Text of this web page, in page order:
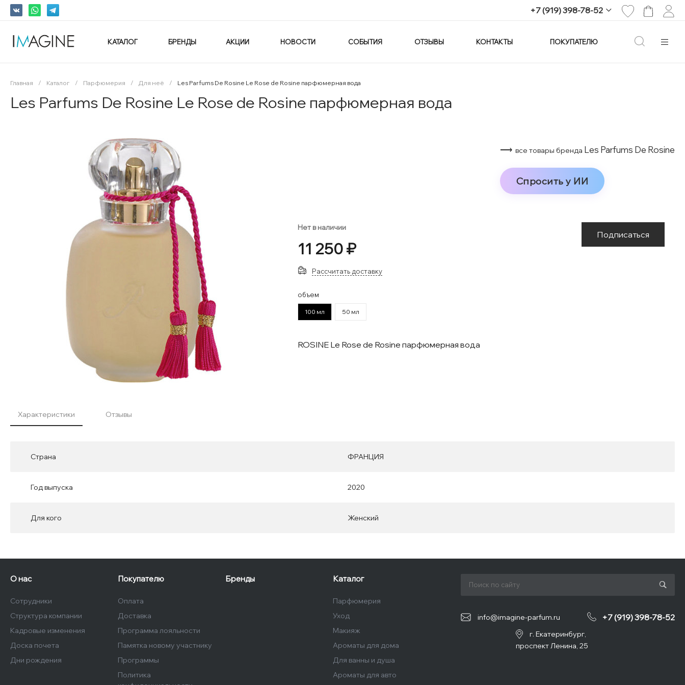
+7 (919) 398-78-52
+7 (919) 398-78-52
КАТАЛОГ БРЕНДЫ АКЦИИ НОВОСТИ СОБЫТИЯ ОТЗЫВЫ КОНТАКТЫ ПОКУПАТЕЛЮ
Главная / Каталог / Парфюмерия / Для неё / Les Parfums De Rosine Le Rose de Rosine парфюмерная вода
Les Parfums De Rosine Le Rose de Rosine парфюмерная вода
⟶ все товары бренда Les Parfums De Rosine
Спросить у ИИ
Нет в наличии
11 250 ₽
Подписаться
Рассчитать доставку
объем
100 мл 50 мл
ROSINE Le Rose de Rosine парфюмерная вода
Характеристики Отзывы
Страна ФРАНЦИЯ
Год выпуска 2020
Для кого Женский
О нас
Сотрудники
Структура компании
Кадровые изменения
Доска почета
Дни рождения
Покупателю
Оплата
Доставка
Программа лояльности
Памятка новому участнику
Программы
Политика
Бренды Каталог
Парфюмерия
Уход
Макияж
Ароматы для дома
Для ванны и душа
Ароматы для авто
info@imagine-parfum.ru +7 (919) 398-78-52
г. Екатеринбург,
проспект Ленина, 25